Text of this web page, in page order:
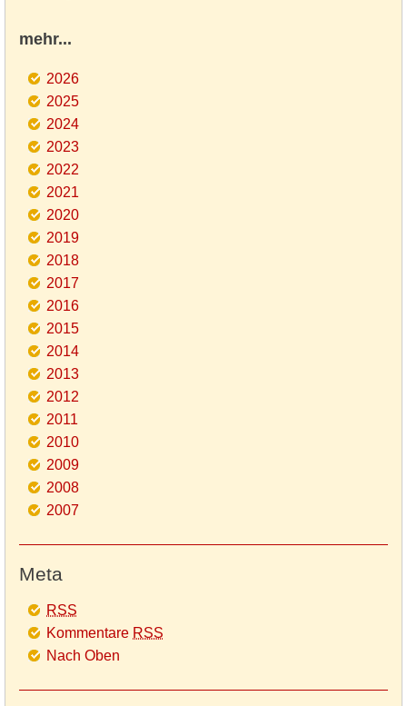
mehr...
2026
2025
2024
2023
2022
2021
2020
2019
2018
2017
2016
2015
2014
2013
2012
2011
2010
2009
2008
2007
Meta
RSS
Kommentare RSS
Nach Oben